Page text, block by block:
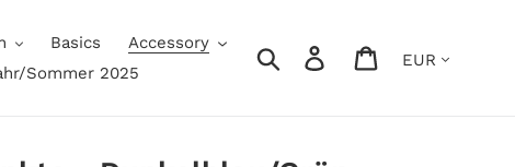
Basics
Accessory
Sommer 2025
EinloggenWarenkorb